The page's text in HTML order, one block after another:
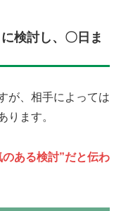
検討し、〇日ま
が、相手によっては
ります。
ある検討”だと伝わ